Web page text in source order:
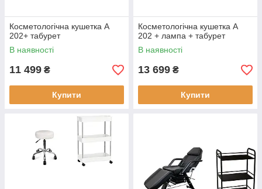
Косметологічна кушетка А
202+ табурет
В наявності
11 499 ₴
Купити
Косметологічна кушетка А
202 + лампа + табурет
В наявності
13 699 ₴
Купити